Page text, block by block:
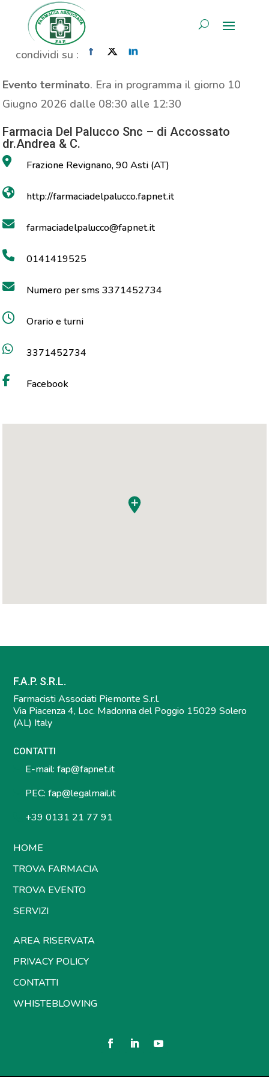
AREA RISERVATA
Analisi Vitamina D
Home» Evento» Analisi Vitamina D
condividi su :
Evento terminato. Era in programma il giorno 10
Giugno 2026 dalle 08:30 alle 12:30
Farmacia Del Palucco Snc – di Accossato
dr.Andrea & C.
Frazione Revignano, 90 Asti (AT)
http://farmaciadelpalucco.fapnet.it
farmaciadelpalucco@fapnet.it
0141419525
Numero per sms 3371452734
Orario e turni
3371452734
Facebook
F.A.P. S.R.L.
Farmacisti Associati Piemonte S.r.l.
Via Piacenza 4, Loc. Madonna del Poggio 15029 Solero
(AL) Italy
CONTATTI
E-mail: fap@fapnet.it
PEC: fap@legalmail.it
+39 0131 21 77 91
HOME
TROVA FARMACIA
TROVA EVENTO
SERVIZI
AREA RISERVATA
PRIVACY POLICY
CONTATTI
WHISTEBLOWING